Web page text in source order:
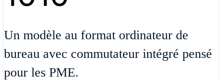
Un modèle au format ordinateur de
bureau avec commutateur intégré pensé
pour les PME.